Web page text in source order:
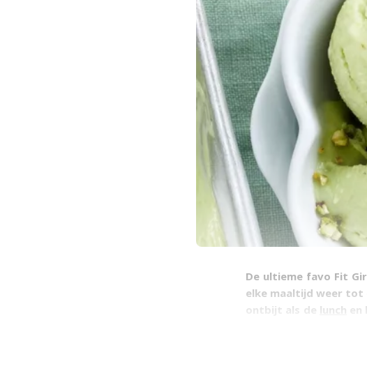
De ultieme favo Fit
elke maaltijd weer tot
ontbijt als de lunch en